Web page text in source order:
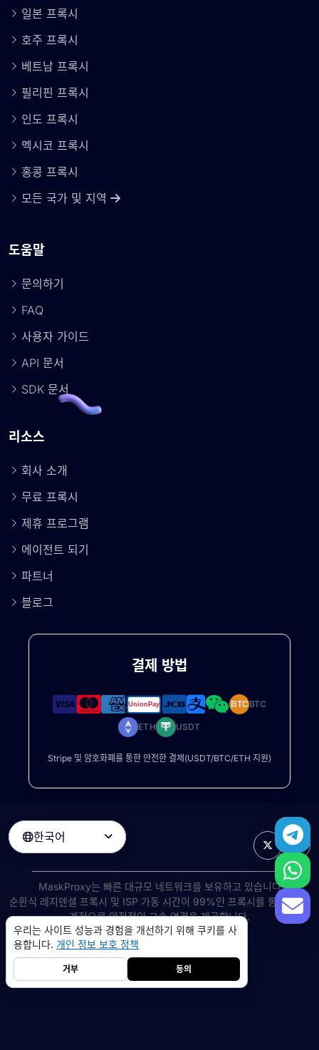
일본 프록시
호주 프록시
베트남 프록시
필리핀 프록시
인도 프록시
멕시코 프록시
홍콩 프록시
모든 국가 및 지역
도움말
문의하기
FAQ
사용자 가이드
API 문서
SDK 문서
리소스
회사 소개
무료 프록시
제휴 프로그램
에이전트 되기
파트너
블로그
결제 방법
BTCBTC
ETH USDT
Stripe 및 암호화폐를 통한 안전한 결제(USDT/BTC/ETH 지원)
한국어 
MaskProxy는 빠른 대규모 네트워크를 보유하고 있습니다
순환식 레지덴셜 프록시 및 ISP 가동 시간이 99%인 프록시를 통해 전 세
계적으로 안정적인 고속 연결을 제공합니다.
©2026AIWAY LIMITED. 모든 권리 보유.
서비스 약관개인 정보 보호 정책환불 정책쿠키 정책
우리는 사이트 성능과 경험을 개선하기 위해 쿠키를 사
용합니다. 개인 정보 보호 정책
거부 동의